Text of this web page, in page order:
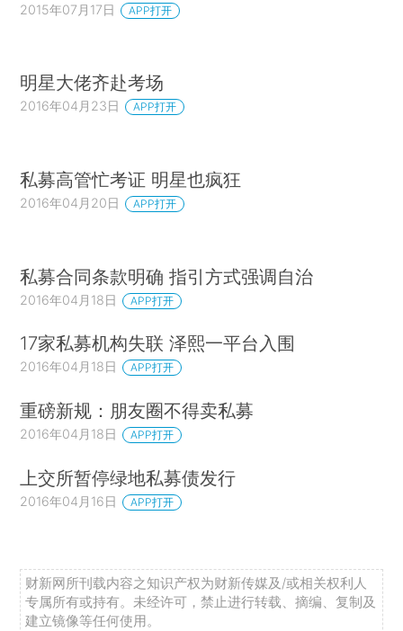
2015年07月17日 APP打开
明星大佬齐赴考场
2016年04月23日 APP打开
私募高管忙考证 明星也疯狂
2016年04月20日 APP打开
私募合同条款明确 指引方式强调自治
2016年04月18日 APP打开
17家私募机构失联 泽熙一平台入围
2016年04月18日 APP打开
重磅新规：朋友圈不得卖私募
2016年04月18日 APP打开
上交所暂停绿地私募债发行
2016年04月16日 APP打开
财新网所刊载内容之知识产权为财新传媒及/或相关权利人
专属所有或持有。未经许可，禁止进行转载、摘编、复制及
建立镜像等任何使用。